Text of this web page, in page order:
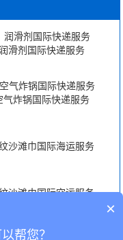
滑剂国际快递服务
气炸锅国际快递服务
沙滩巾国际海运服务
沙滩巾国际空运服务
×
帮您？